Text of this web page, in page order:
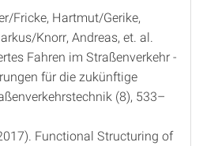
Fricke, Hartmut/Gerike,
Knorr, Andreas, et. al.
Fahren im Straßenverkehr -
für die zukünftige
(8), 533–
Functional Structuring of